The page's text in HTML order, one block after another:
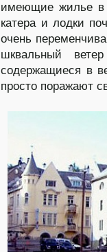
имеющие жилье в
катера и лодки
очень
шквальный
содержащиеся в
просто поражают